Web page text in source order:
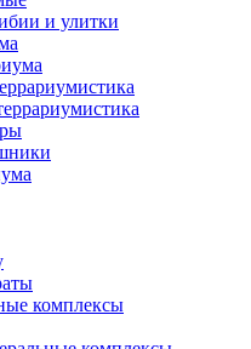
и улитки
комплексы